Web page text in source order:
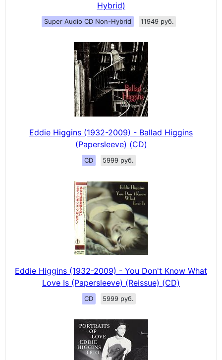
Hybrid)
Super Audio CD Non-Hybrid 11949 руб.
Eddie Higgins (1932-2009) - Ballad Higgins
(Papersleeve) (CD)
CD 5999 руб.
Eddie Higgins (1932-2009) - You Don't Know What
Love Is (Papersleeve) (Reissue) (CD)
CD 5999 руб.